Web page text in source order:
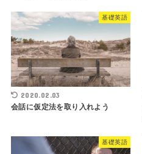
基礎英語
2020.02.03
会話に仮定法を取り入れよう
基礎英語